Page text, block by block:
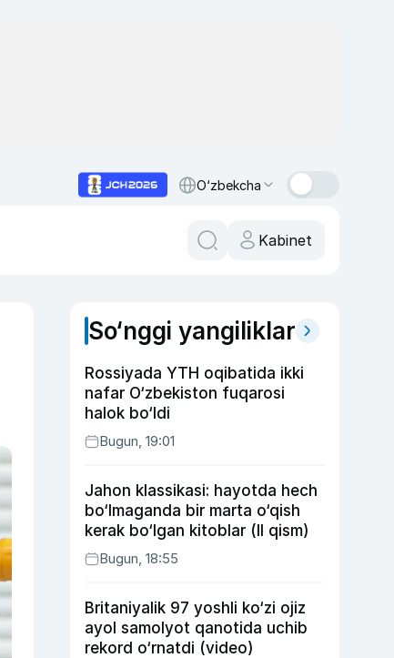
O‘zbekcha
Kabinet
So‘nggi yangiliklar
Rossiyada YTH oqibatida ikki
nafar O‘zbekiston fuqarosi
halok bo‘ldi
Bugun, 19:01
Jahon klassikasi: hayotda hech
bo‘lmaganda bir marta o‘qish
kerak bo‘lgan kitoblar (II qism)
Bugun, 18:55
Britaniyalik 97 yoshli ko‘zi ojiz
ayol samolyot qanotida uchib
rekord o‘rnatdi (video)